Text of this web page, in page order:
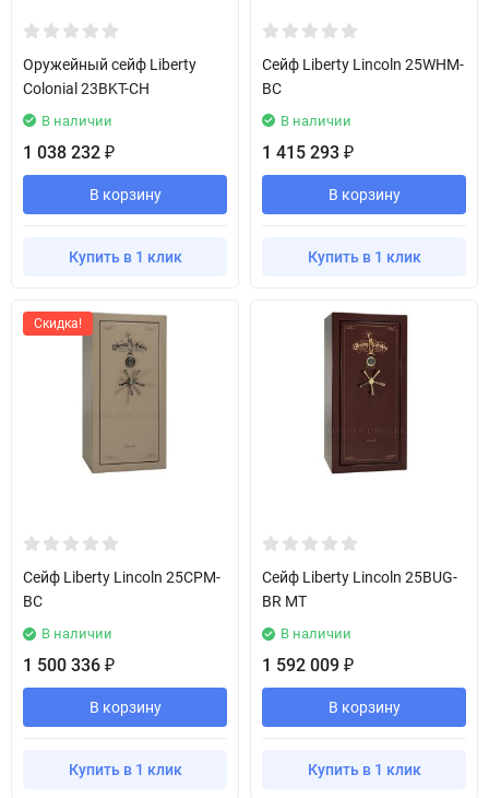
Оружейный сейф Liberty
Colonial 23BKT-CH
В наличии
1 038 232 ₽
В корзину
Купить в 1 клик
Сейф Liberty Lincoln 25WHM-
BC
В наличии
1 415 293 ₽
В корзину
Купить в 1 клик
Скидка!
Сейф Liberty Lincoln 25CPM-
BC
В наличии
1 500 336 ₽
В корзину
Купить в 1 клик
Сейф Liberty Lincoln 25BUG-
BR MT
В наличии
1 592 009 ₽
В корзину
Купить в 1 клик